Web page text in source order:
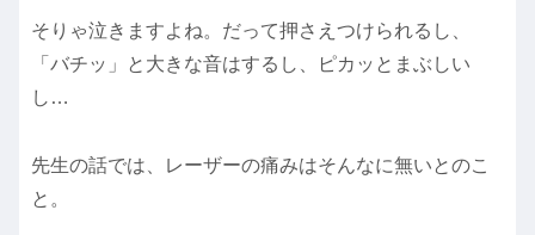
そりゃ泣きますよね。だって押さえつけられるし、
「バチッ」と大きな音はするし、ピカッとまぶしい
し…
先生の話では、レーザーの痛みはそんなに無いとのこ
と。